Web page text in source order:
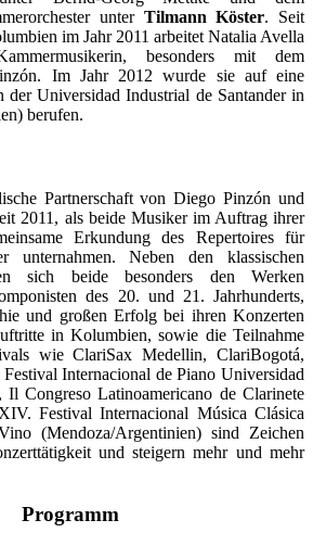
unter Tilmann Köster. Seit
im Jahr 2011 arbeitet Natalia Avella
besonders mit dem
Im Jahr 2012 wurde sie auf eine
Universidad Industrial de Santander in
berufen.
Partnerschaft von Diego Pinzón und
2011, als beide Musiker im Auftrag ihrer
Erkundung des Repertoires für
unternahmen. Neben den klassischen
sich beide besonders den Werken
des 20. und 21. Jahrhunderts,
und großen Erfolg bei ihren Konzerten
in Kolumbien, sowie die Teilnahme
wie ClariSax Medellin, ClariBogotá,
Internacional de Piano Universidad
Il Congreso Latinoamericano de Clarinete
Festival Internacional Música Clásica
(Mendoza/Argentinien) sind Zeichen
und steigern mehr und mehr
Programm